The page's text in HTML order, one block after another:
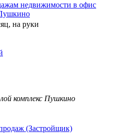
недвижимости в офис
на руки
комплекс Пушкино
(Застройщик)